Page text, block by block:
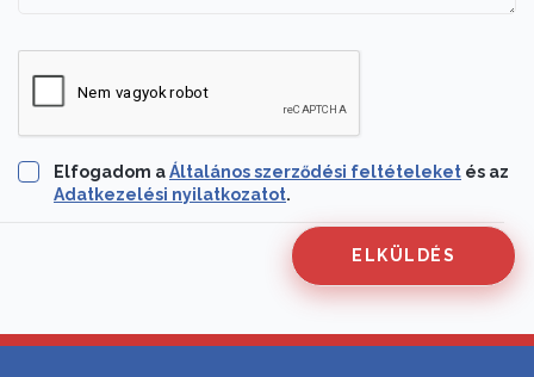
Elfogadom aÁltalános szerződési feltételeket és az
Adatkezelési nyilatkozatot.